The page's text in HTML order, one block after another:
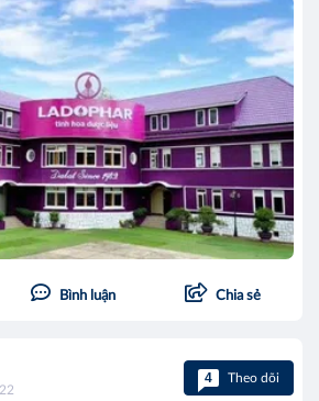
Bình luận Chia sẻ
4 Theo dõi